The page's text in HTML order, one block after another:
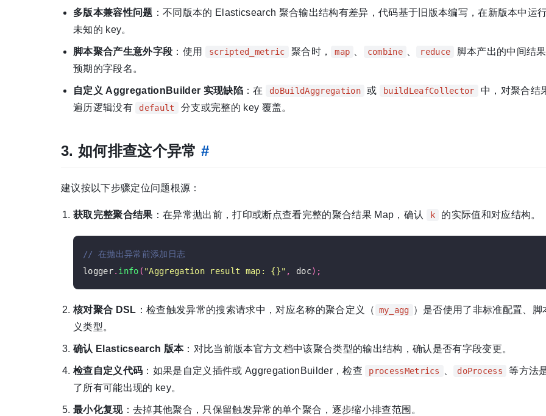
多版本兼容性问题 ：不同版本的 Elasticsearch 聚合输出结构有差异，代码基于旧版本编写，在新版本中运
未知的 key。
脚本聚合产生意外字段 ：使用 scripted_metric 聚合时， map 、 combine 、 reduce
脚本产出的中间结
预期的字段名。
自定义 AggregationBuilder 实现缺陷：在 doBuildAggregation 或 buildLeafCollector
中，对聚合结
遍历逻辑没有
default 分支或完整的 key 覆盖。
3. 如何排查这个异常 #
建议按以下步骤定位问题根源：
获取完整聚合结果 ：在异常抛出前，打印或断点查看完整的聚合结果 Map，确认 k 的实际值和对应结构。
logger. info ( "Aggregation result map: {}" , doc);
核对聚合 DSL ：检查触发异常的搜索请求中，对应名称的聚合定义（ my_agg ）是否使用了非标准配置、脚
义类型。
确认 Elasticsearch 版本：对比当前版本官方文档中该聚合类型的输出结构，确认是否有字段变更。
检查自定义代码 ：如果是自定义插件或 AggregationBuilder，检查 processMetrics 、 doProcess
等方法
了所有可能出现的 key。
最小化复现：去掉其他聚合，只保留触发异常的单个聚合，逐步缩小排查范围。